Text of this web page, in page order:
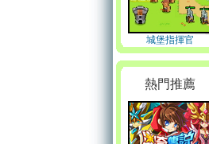
城堡指揮官
熱門推薦